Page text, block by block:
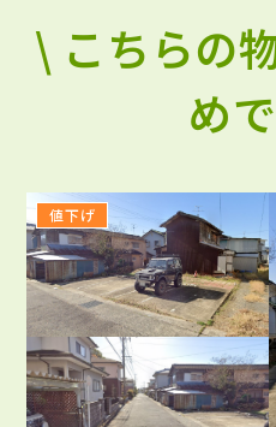
\ こちらの
め
値下げ